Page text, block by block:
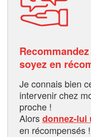
soyez en
Je connais bien
intervenir chez
proche !
Alorsdonnez-lui
en récompensés !